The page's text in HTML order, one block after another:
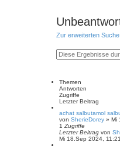
Zur erweiterten Suche
S
u
E
r
S
Themen
Antworten
Zugriffe
Letzter Beitrag
achat salbutamol
von SherieDorey » Mi
1 Zugriffe
Letzter Beitrag von
Mi 18.Sep 2024, 11:21